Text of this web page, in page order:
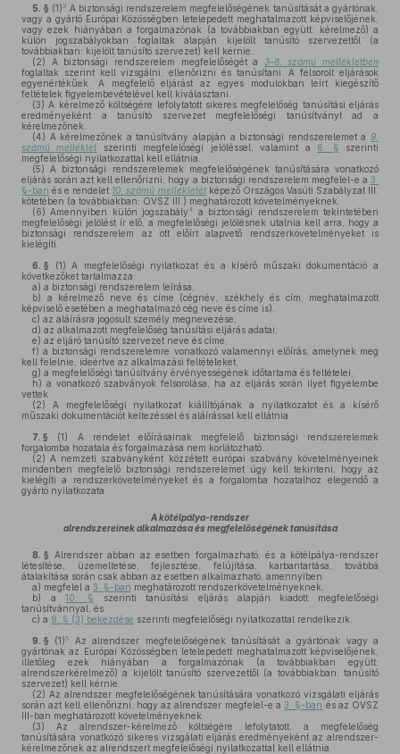
5. § (1)3 A biztonsági rendszerelem megfelelőségének tanúsítását a gyártónak,
vagy a gyártó Európai Közösségben letelepedett meghatalmazott képviselőjének,
vagy ezek hiányában a forgalmazónak (a továbbiakban együtt: kérelmező) a
külön jogszabályokban foglaltak alapján kijelölt tanúsító szervezettől (a
továbbiakban: kijelölt tanúsító szervezet) kell kérnie.
(2) A biztonsági rendszerelem megfelelőségét a 3–8. számú mellékletben
foglaltak szerint kell vizsgálni, ellenőrizni és tanúsítani. A felsorolt eljárások
egyenértékűek. A megfelelő eljárást az egyes modulokban leírt kiegészítő
feltételek figyelembevételével kell kiválasztani.
(3) A kérelmező költségére lefolytatott sikeres megfelelőség tanúsítási eljárás
eredményeként a tanúsító szervezet megfelelőségi tanúsítványt ad a
kérelmezőnek.
(4) A kérelmezőnek a tanúsítvány alapján a biztonsági rendszerelemet a 9.
számú mellékletszerinti megfelelőségi jelöléssel, valamint a 6. § szerinti
megfelelőségi nyilatkozattal kell ellátnia.
(5) A biztonsági rendszerelemek megfelelőségének tanúsítására vonatkozó
eljárás során azt kell ellenőrizni, hogy a biztonsági rendszerelem megfelel-e a 3.
§-ban és e rendelet 10. számú mellékletétképező Országos Vasúti Szabályzat III.
kötetében (a továbbiakban: OVSZ III.) meghatározott követelményeknek.
(6) Amennyiben külön jogszabály4
a biztonsági rendszerelem tekintetében
megfelelőségi jelölést ír elő, a megfelelőségi jelölésnek utalnia kell arra, hogy a
biztonsági rendszerelem az ott előírt alapvető rendszerkövetelményeket is
kielégíti.
6. § (1) A megfelelőségi nyilatkozat és a kísérő műszaki dokumentáció a
következőket tartalmazza:
a) a biztonsági rendszerelem leírása,
b) a kérelmező neve és címe (cégnév, székhely és cím, meghatalmazott
képviselő esetében a meghatalmazó cég neve és címe is),
c) az aláírásra jogosult személy megnevezése,
d) az alkalmazott megfelelőség tanúsítási eljárás adatai,
e) az eljáró tanúsító szervezet neve és címe,
f) a biztonsági rendszerelemre vonatkozó valamennyi előírás, amelynek meg
kell felelnie, ideértve az alkalmazási feltételeket,
g) a megfelelőségi tanúsítvány érvényességének időtartama és feltételei,
h) a vonatkozó szabványok felsorolása, ha az eljárás során ilyet figyelembe
vettek.
(2) A megfelelőségi nyilatkozat kiállítójának a nyilatkozatot és a kísérő
műszaki dokumentációt keltezéssel és aláírással kell ellátnia.
7. § (1)
A rendelet előírásainak megfelelő biztonsági rendszerelemek
forgalomba hozatala és forgalmazása nem korlátozható.
(2) A nemzeti szabványként közzétett európai szabvány követelményeinek
mindenben megfelelő biztonsági rendszerelemet úgy kell tekinteni, hogy az
kielégíti a rendszerkövetelményeket és a forgalomba hozatalhoz elegendő a
gyártó nyilatkozata.
A kötélpálya-rendszer
alrendszereinek alkalmazása és megfelelőségének tanúsítása
8. § Alrendszer abban az esetben forgalmazható, és a kötélpálya-rendszer
létesítése, üzemeltetése, fejlesztése, felújítása, karbantartása, továbbá
átalakítása során csak abban az esetben alkalmazható, amennyiben
a) megfelel a 3. §-ban meghatározott rendszerkövetelményeknek,
b) a10. § szerinti tanúsítási eljárás alapján kiadott megfelelőségi
tanúsítvánnyal, és
c) a 9. § (3) bekezdése szerinti megfelelőségi nyilatkozattal rendelkezik.
9. § (1)5
Az alrendszer megfelelőségének tanúsítását a gyártónak vagy a
gyártónak az Európai Közösségben letelepedett meghatalmazott képviselőjének,
illetőleg ezek hiányában a forgalmazónak (a továbbiakban együtt:
alrendszerkérelmező) a kijelölt tanúsító szervezettől (a továbbiakban: tanúsító
szervezet) kell kérnie.
(2) Az alrendszer megfelelőségének tanúsítására vonatkozó vizsgálati eljárás
során azt kell ellenőrizni, hogy az alrendszer megfelel-e a3. §-ban és az OVSZ
III-ban meghatározott követelményeknek.
(3) Az alrendszer-kérelmező költségére lefolytatott, a megfelelőség
tanúsítására vonatkozó sikeres vizsgálati eljárás eredményeként az alrendszer-
kérelmezőnek az alrendszert megfelelőségi nyilatkozattal kell ellátnia.